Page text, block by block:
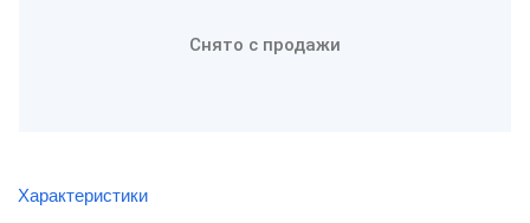
Снято с продажи
Характеристики